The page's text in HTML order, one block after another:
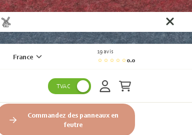
France
19 avis
0.0
TVAC
Commandez des panneaux en
feutre